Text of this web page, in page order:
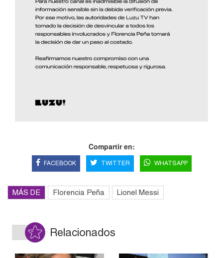
Compartir en:
FACEBOOK TWITTER WHATSAPP
MÁS DE Florencia Peña Lionel Messi
Relacionados